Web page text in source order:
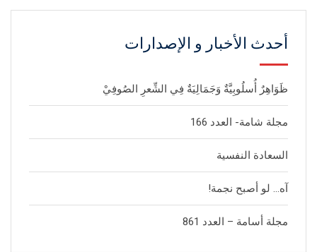
أحدث الأخبار و الإصدارات
ظَوَاهِرٌ أُسلُوبِيَّةٌ وَجَمَالِيَةٌ فِي الشِّعرِ الصُوفِيْ
مجلة شامة- العدد 166
السعادة النفسية
آه… لو أصبح نجمة!
مجلة أسامة – العدد 861